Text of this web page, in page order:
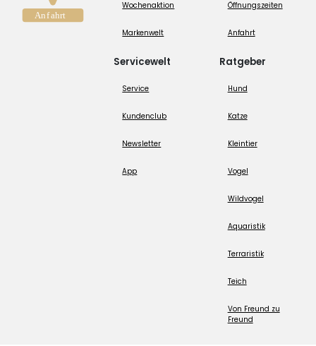
Wochenaktion
Markenwelt
Servicewelt
Service
Kundenclub
Newsletter
App
Öffnungszeiten
Anfahrt
Ratgeber
Hund
Katze
Kleintier
Vogel
Wildvogel
Aquaristik
Terraristik
Teich
Von Freund zu
Freund